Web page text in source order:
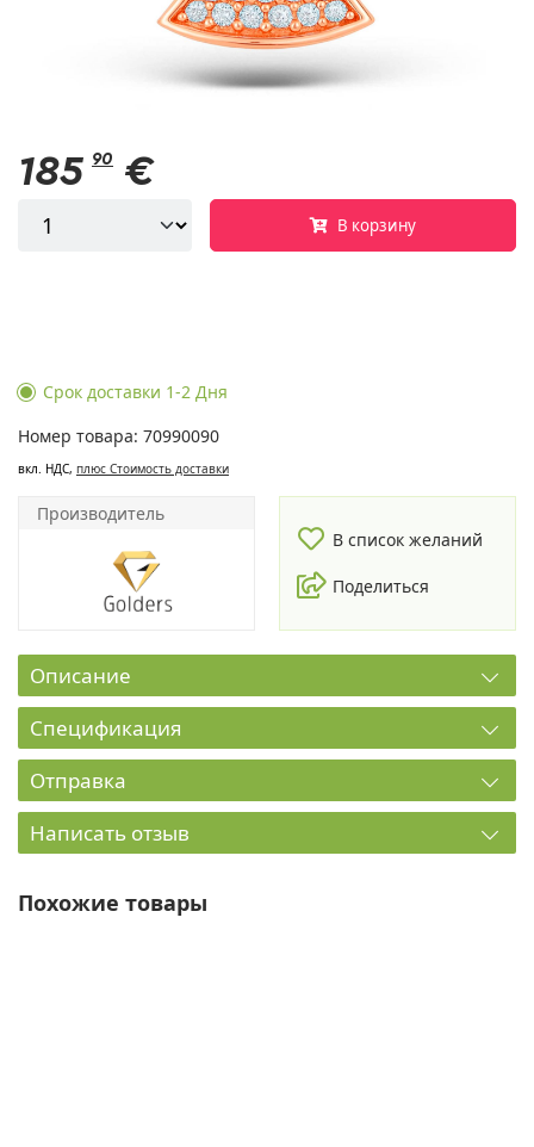
185 90 €
В корзину
Срок доставки 1-2 Дня
Номер товара: 70990090
вкл. НДС, плюс Cтоимость доставки
Производитель
В список желаний
Поделиться
Описание
Спецификация
Отправка
Написать отзыв
Похожие товары